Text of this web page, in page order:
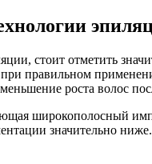
стоит отметить
правильном
роста волос
широкополосный
значительно